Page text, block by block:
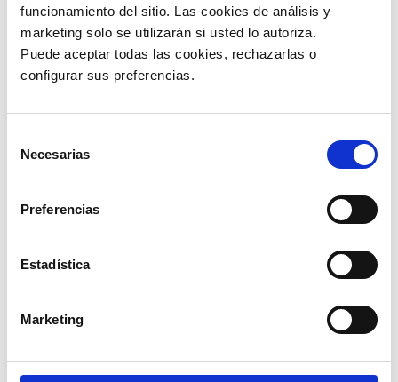
funcionamiento del sitio. Las cookies de análisis y
marketing solo se utilizarán si usted lo autoriza.
Puede aceptar todas las cookies, rechazarlas o
configurar sus preferencias.
Necesarias
Preferencias
Estadística
Marketing